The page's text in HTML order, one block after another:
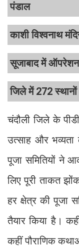
पंडाल
काशी विश्वनाथ
सूजाबाद में
जिले में 272 स्थानों
चंदौली जिले के
उत्साह और
पूजा समितियों ने
लिए पूरी ताकत
हर क्षेत्र की पूजा
तैयार किया है।
कहीं पौराणिक